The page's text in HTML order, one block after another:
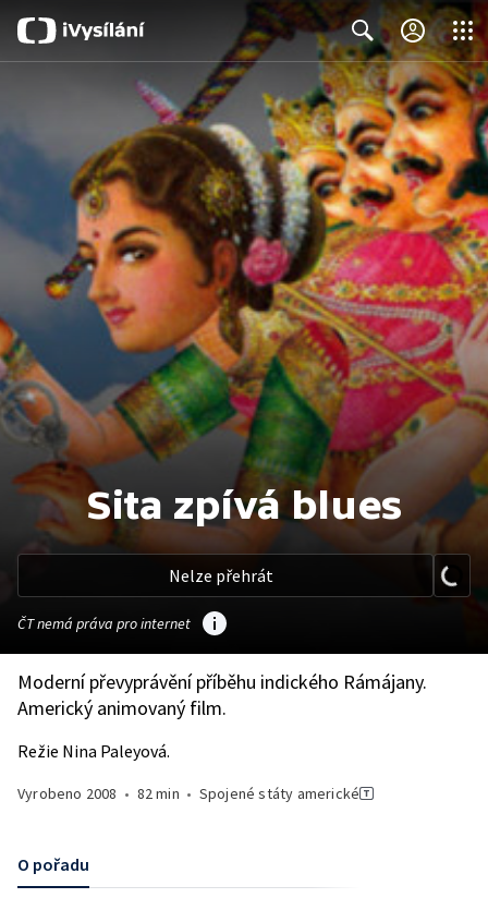
Search Close
Sita zpívá blues
Nelze přehrát
ČT nemá práva pro internet
Moderní převyprávění příběhu indického Rámájany.
Americký animovaný film.
Režie Nina Paleyová.
Vyrobeno 2008 • 82 min • Spojené státy americké
O pořadu